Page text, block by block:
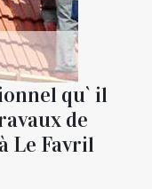
qu` il
de
Le Favril